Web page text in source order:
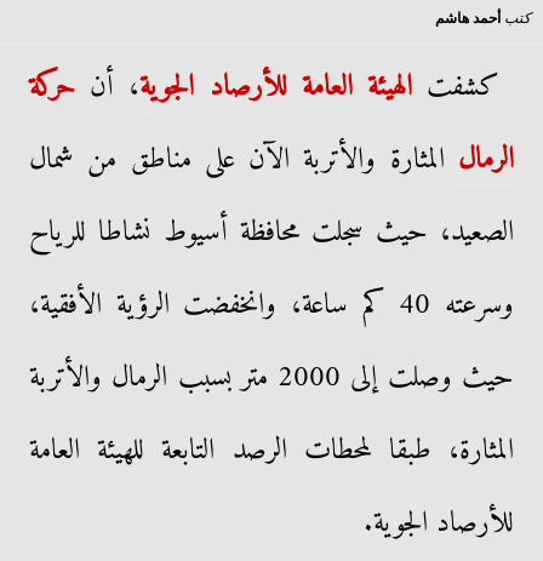
كتب أحمد هاشم
كشفتالهيئة العامة للأرصاد الجوية، أن حركة
الرمال المثارة والأتربة الآن على مناطق من شمال
الصعيد، حيث سجلت محافظة أسيوط نشاطا للرياح
وسرعته 40 كم ساعة، وانخفضت الرؤية الأفقية،
حيث وصلت إلى 2000 متر بسبب الرمال والأتربة
المثارة، طبقا لمحطات الرصد التابعة للهيئة العامة
للأرصاد الجوية.